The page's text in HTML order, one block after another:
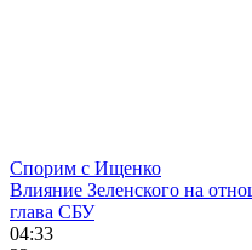
Спорим с Ищенко
Влияние Зеленского на
глава СБУ
04:33